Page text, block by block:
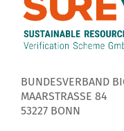
BUNDESVERBAND
MAARSTRASSE 84
53227 BONN